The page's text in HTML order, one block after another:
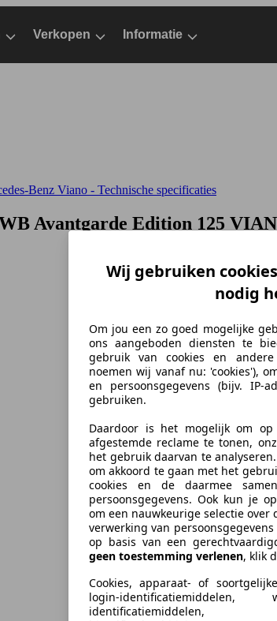
Verkopen Informatie
Benz Viano - Technische specificaties
Avantgarde Edition 125
Wij gebruiken
nodig
Om jou een zo goed mogelijke
ons aangeboden diensten te
gebruik van cookies en
noemen wij vanaf nu: 'cookies'),
en persoonsgegevens (bijv. IP-
gebruiken.
Daardoor is het mogelijk om op
afgestemde reclame te tonen,
het gebruik daarvan te
om akkoord te gaan met het
cookies en de daarmee
persoonsgegevens. Ook kun je
om een nauwkeurige selectie over
verwerking van
op basis van een
geen toestemming verlenen, klik
Cookies, apparaat- of
login-identificatiemiddelen,
identificatiemiddelen,